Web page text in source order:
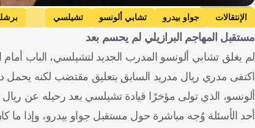
Getty Images
الإنتقالات جواو بيدرو تشابي ألونسو تشيلسي
مستقبل المهاجم البرازيلي لم يحسم بعد
لم يغلق تشابي ألونسو المدرب الجديد لتشيلسي، الباب أمام
اكتفى مدري ريال مدريد السابق بتعليق مقتضب لكنه يحمل
ألونسو، الذي تولى مؤخرًا قيادة تشيلسي بعد رحيله عن
أحد الأسئلة وُجه مباشرة حول مستقبل جواو بيدرو، وإذا ما